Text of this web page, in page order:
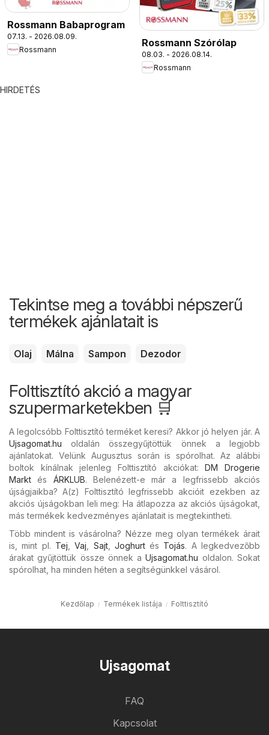
Rossmann Babaprogram
07.13. - 2026.08.09.
Rossmann
Rossmann Szórólap
08.03. - 2026.08.14.
Rossmann
HIRDETÉS
Tekintse meg a további népszerű
termékek ajánlatait is
Olaj Málna Sampon Dezodor
Folttisztító akció a magyar
szupermarketekben 🛒
A legolcsóbb Folttisztító terméket keresi? Akkor jó helyen jár. A
Ujsagomat.hu oldalán összegyűjtöttük önnek a legjobb
ajánlatokat. Velünk Augusztus során is spórolhat. Az alábbi
boltok kínálnak jelenleg Folttisztító akciókat:DM Drogerie
Markt és ÁRKLUB. Belenézett-e már a legfrissebb akciós
újságjaikba? A(z) Folttisztító legfrissebb akcióit ezekben az
akciós újságokban leli meg: Ha átlapozza az akciós újságokat,
más termékek kedvezményes ajánlatait is megtekintheti.
Több mindent is vásárolna? Nézze meg olyan termékek árait
is, mint pl. Tej ,Vaj Sajt, Joghurtés Tojás. A legkedvezőbb
árakat gyűjtöttük össze önnek aUjsagomat.hu oldalon. Sokat
spórolhat, ha minden héten a segítségünkkel vásárol.
Kezdőlap Termékek listája Folttisztító
Ujsagomat
FAQ
Kapcsolat